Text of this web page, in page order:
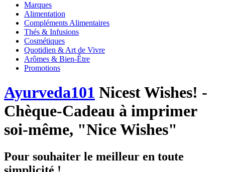
Marques
Alimentation
Compléments Alimentaires
Thés & Infusions
Cosmétiques
Quotidien & Art de Vivre
Arômes & Bien-Être
Promotions
Ayurveda101 Nicest Wishes! -
Chèque-Cadeau à imprimer
soi-même, "Nice Wishes"
Pour souhaiter le meilleur en toute